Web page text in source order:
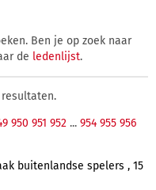
Ben je op zoek naar
de ledenlijst.
950 951 952 ... 954 955 956
buitenlandse spelers , 15